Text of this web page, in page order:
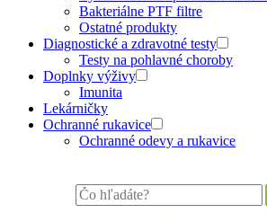
Bakteriálne PTF filtre
Ostatné produkty
Diagnostické a zdravotné testy
Testy na pohlavné choroby
Doplnky výživy
Imunita
Lekárničky
Ochranné rukavice
Ochranné odevy a rukavice